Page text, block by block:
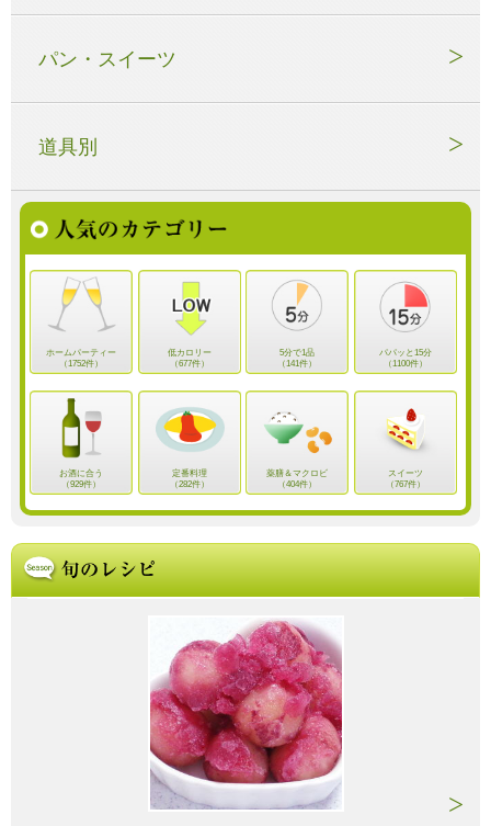
パン・スイーツ
道具別
ホームパーティー
（1752件）
低カロリー
（677件）
5分で1品
（141件）
パパッと15分
（1100件）
お酒に合う
（929件）
定番料理
（282件）
薬膳＆マクロビ
（404件）
スイーツ
（767件）